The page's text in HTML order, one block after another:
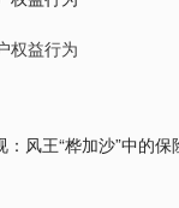
权益行为
风王“桦加沙”中的保